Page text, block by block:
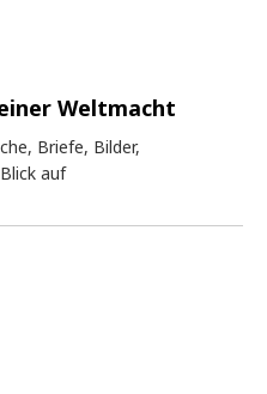
Weltmacht
Briefe, Bilder,
auf